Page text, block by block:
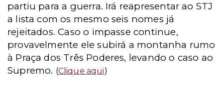
partiu para a guerra. Irá reapresentar ao STJ
a lista com os mesmo seis nomes já
rejeitados. Caso o impasse continue,
provavelmente ele subirá a montanha rumo
à Praça dos Três Poderes, levando o caso ao
Supremo. (Clique aqui)